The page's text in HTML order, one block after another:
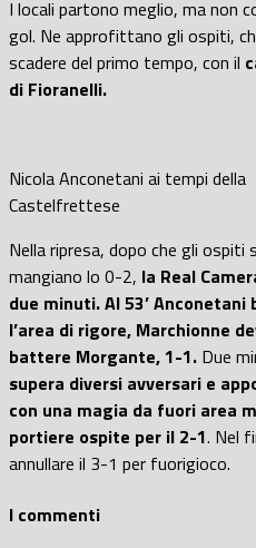
I locali partono meglio, ma non
gol. Ne approfittano gli ospiti,
scadere del primo tempo, con il
di Fioranelli.
Nicola Anconetani ai tempi della
Castelfrettese
Nella ripresa, dopo che gli ospiti
mangiano lo 0-2, la Real
due minuti. Al 53’
l’area di rigore, Marchionne
battere Morgante, 1-1. Due
supera diversi avversari e
con una magia da fuori area
portiere ospite per il 2-1. Nel
annullare il 3-1 per fuorigioco.
I commenti